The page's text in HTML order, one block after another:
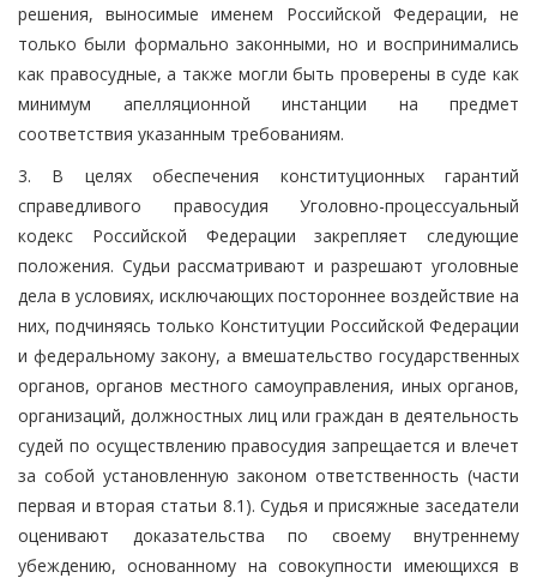
решения, выносимые именем Российской Федерации, не
только были формально законными, но и воспринимались
как правосудные, а также могли быть проверены в суде как
минимум апелляционной инстанции на предмет
соответствия указанным требованиям.
3. В целях обеспечения конституционных гарантий
справедливого правосудия Уголовно-процессуальный
кодекс Российской Федерации закрепляет следующие
положения. Судьи рассматривают и разрешают уголовные
дела в условиях, исключающих постороннее воздействие на
них, подчиняясь только Конституции Российской Федерации
и федеральному закону, а вмешательство государственных
органов, органов местного самоуправления, иных органов,
организаций, должностных лиц или граждан в деятельность
судей по осуществлению правосудия запрещается и влечет
за собой установленную законом ответственность (части
первая и вторая статьи 8.1). Судья и присяжные заседатели
оценивают доказательства по своему внутреннему
убеждению, основанному на совокупности имеющихся в